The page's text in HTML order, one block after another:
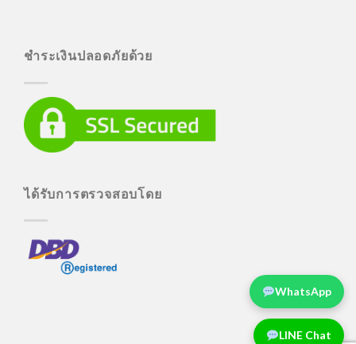
ชำระเงินปลอดภัยด้วย
ได้รับการตรวจสอบโดย
LINE Chat
WhatsApp